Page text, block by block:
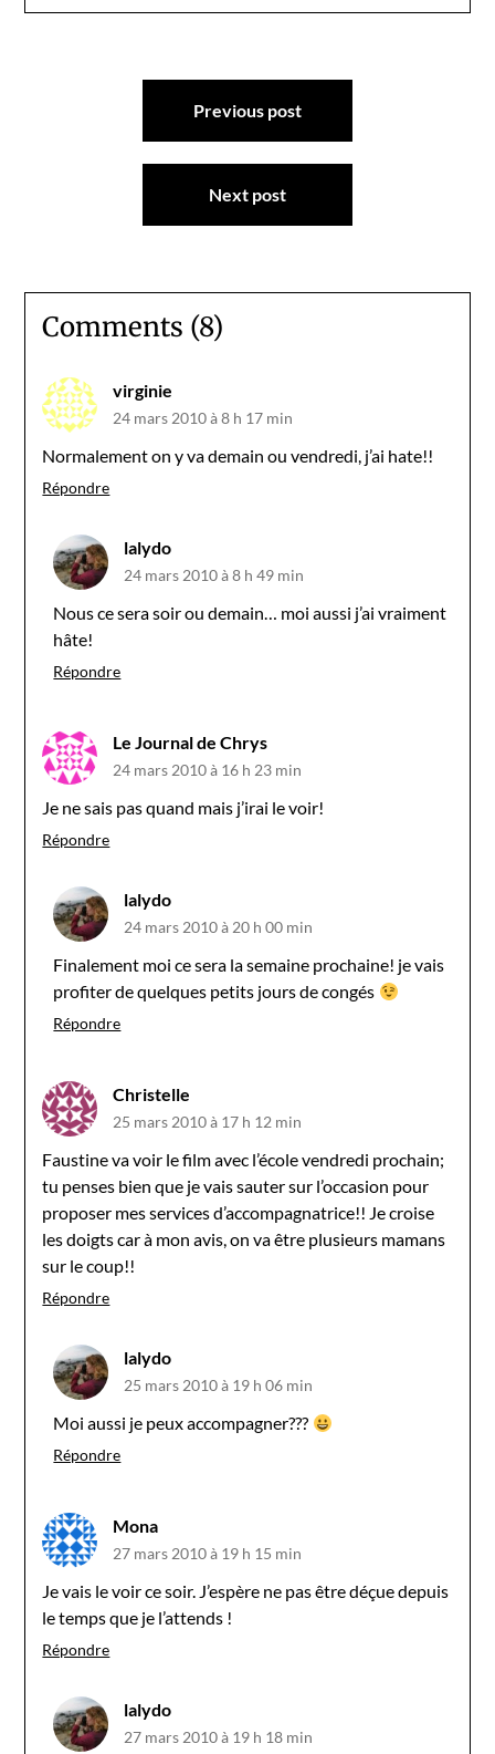
Navigation
Previous post
Next post
Comments (8)
virginie
24 mars 2010 à 8 h 17 min
Normalement on y va demain ou vendredi, j’ai hate!!
Répondre
lalydo
24 mars 2010 à 8 h 49 min
Nous ce sera soir ou demain… moi aussi j’ai vraiment
hâte!
Répondre
Le Journal de Chrys
24 mars 2010 à 16 h 23 min
Je ne sais pas quand mais j’irai le voir!
Répondre
lalydo
24 mars 2010 à 20 h 00 min
Finalement moi ce sera la semaine prochaine! je vais
profiter de quelques petits jours de congés
Répondre
Christelle
25 mars 2010 à 17 h 12 min
Faustine va voir le film avec l’école vendredi prochain;
tu penses bien que je vais sauter sur l’occasion pour
proposer mes services d’accompagnatrice!! Je croise
les doigts car à mon avis, on va être plusieurs mamans
sur le coup!!
Répondre
lalydo
25 mars 2010 à 19 h 06 min
Moi aussi je peux accompagner???
Répondre
Mona
27 mars 2010 à 19 h 15 min
Je vais le voir ce soir. J’espère ne pas être déçue depuis
le temps que je l’attends !
Répondre
lalydo
27 mars 2010 à 19 h 18 min